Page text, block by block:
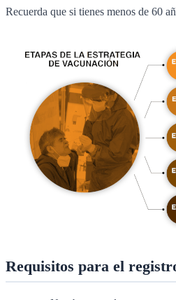
Recuerda que si tienes menos de 60
Requisitos para el